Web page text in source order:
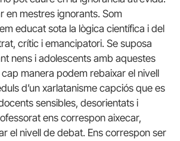
en mestres ignorants. Som
educat sota la lògica científica i del
crític i emancipatori. Se suposa
nens i adolescents amb aquestes
manera podem rebaixar el nivell
d’un xarlatanisme capciós que es
sensibles, desorientats i
ens correspon aixecar,
el nivell de debat. Ens correspon ser